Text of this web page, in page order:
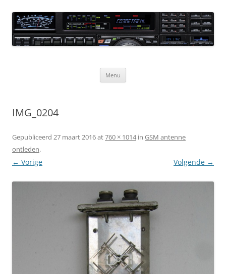
naar
de
inhoud CQ3meter
Website door en voor radio-amateurs
Menu
IMG_0204
Gepubliceerd 27 maart 2016at760 × 1014in GSM antenne
ontleden.
← Vorige Volgende →